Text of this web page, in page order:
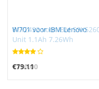
W701 voor IBM Lenovo
€79.11
81Y2432 voor IBM 59Y5260 DS5020 DS5000 DS5100 Backup
Unit 1.1Ah 7.26Wh
€130.00